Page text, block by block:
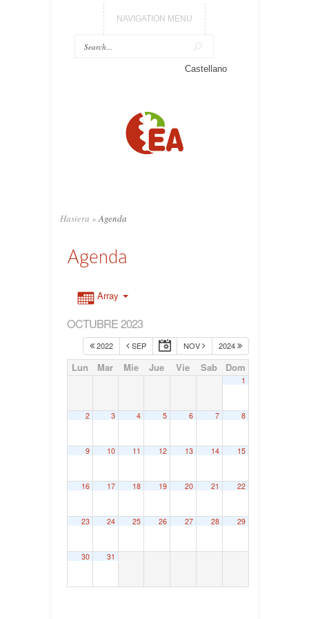
NAVIGATION MENU
Castellano
Hasiera » Agenda
Agenda
Array
OCTUBRE 2023
2022 SEP NOV 2024
Lun Mar Mie Jue Vie Sab Dom
1
2 3 4 5 6 7 8
9 10 11 12 13 14 15
16 17 18 19 20 21 22
23 24 25 26 27 28 29
30 31